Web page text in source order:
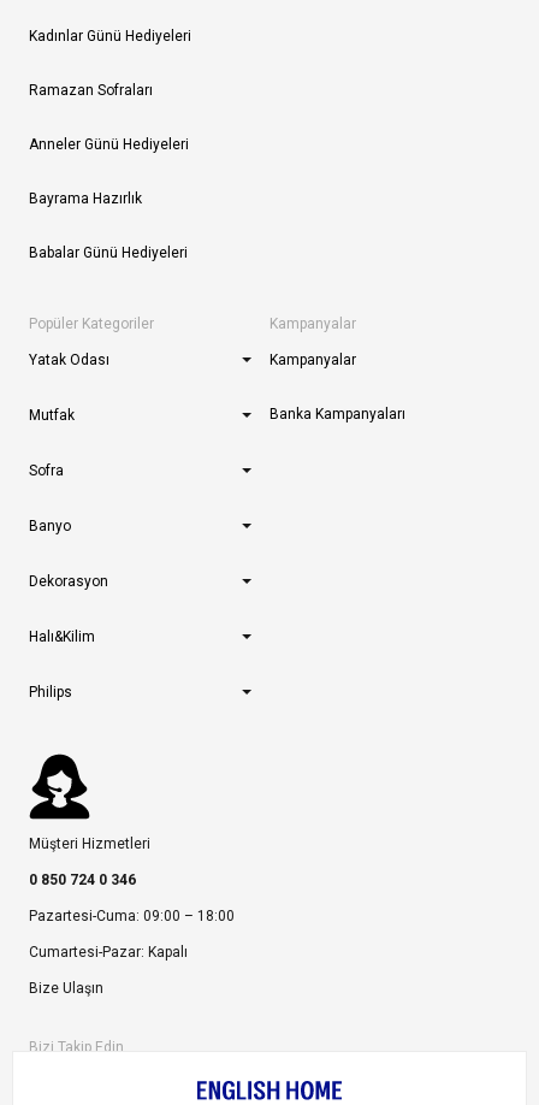
Kadınlar Günü Hediyeleri
Ramazan Sofraları
Anneler Günü Hediyeleri
Bayrama Hazırlık
Babalar Günü Hediyeleri
Popüler Kategoriler
Yatak Odası
Mutfak
Sofra
Banyo
Dekorasyon
Halı&Kilim
Philips
Kampanyalar
Kampanyalar
Banka Kampanyaları
Müşteri Hizmetleri
0 850 724 0 346
Pazartesi-Cuma: 09:00 – 18:00
Cumartesi-Pazar: Kapalı
Bize Ulaşın
Bizi Takip Edin